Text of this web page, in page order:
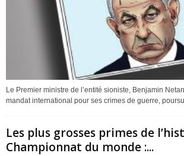
Le Premier ministre de l’entité sioniste, Benjamin
mandat international pour ses crimes de guerre,
Les plus grosses primes de
Championnat du monde :...